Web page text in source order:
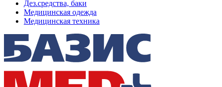
Дез.средства, баки
Медицинская одежда
Медицинская техника